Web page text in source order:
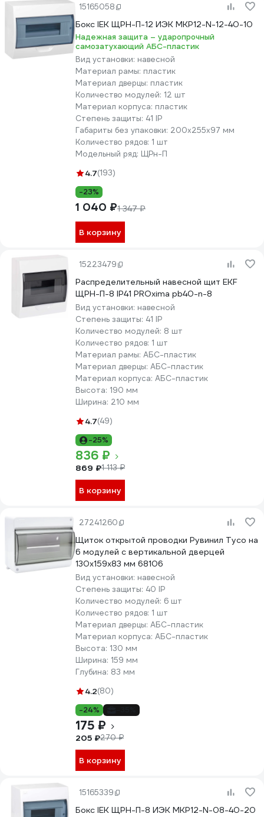
15165058
Бокс IEK ЩРН-П-12 ИЭК MKP12-N-12-40-10
Надежная защита – ударопрочный
самозатухающий АБС-пластик
Вид установки: навесной
Материал рамы: пластик
Материал дверцы: пластик
Количество модулей: 12 шт
Материал корпуса: пластик
Степень защиты: 41 IP
Габариты без упаковки: 200х255х97 мм
Количество рядов: 1 шт
Модельный ряд: ЩРн-П
4.7(193)
-23%
1 040 ₽1 347 ₽
В корзину
15223479
Распределительный навесной щит EKF
ЩРН-П-8 IP41 PROxima pb40-n-8
Вид установки: навесной
Степень защиты: 41 IP
Количество модулей: 8 шт
Количество рядов: 1 шт
Материал рамы: АБС-пластик
Материал дверцы: АБС-пластик
Материал корпуса: АБС-пластик
Высота: 190 мм
Ширина: 210 мм
4.7(49)
-25%
836 ₽
869 ₽1 113 ₽
В корзину
27241260
Щиток открытой проводки Рувинил Тусо на
6 модулей с вертикальной дверцей
130x159x83 мм 68106
Вид установки: навесной
Степень защиты: 40 IP
Количество модулей: 6 шт
Количество рядов: 1 шт
Материал дверцы: АБС-пластик
Материал корпуса: АБС-пластик
Высота: 130 мм
Ширина: 159 мм
Глубина: 83 мм
4.2(80)
-24%
175 ₽
205 ₽270 ₽
В корзину
15165339
Бокс IEK ЩРН-П-8 ИЭК MKP12-N-08-40-20